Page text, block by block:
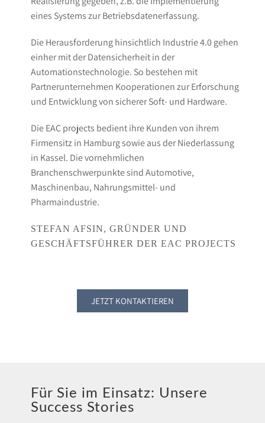
eines Systems zur Betriebsdatenerfassung.
Die Herausforderung hinsichtlich Industrie 4.0 gehen
einher mit der Datensicherheit in der
Automationstechnologie. So bestehen mit
Partnerunternehmen Kooperationen zur Erforschung
und Entwicklung von sicherer Soft- und Hardware.
Die EAC projects bedient ihre Kunden von ihrem
Firmensitz in Hamburg sowie aus der Niederlassung
in Kassel. Die vornehmlichen
Branchenschwerpunkte sind Automotive,
Maschinenbau, Nahrungsmittel- und
Pharmaindustrie.
STEFAN AFSIN, GRÜNDER UND
GESCHÄFTSFÜHRER DER EAC PROJECTS
JETZT KONTAKTIEREN
Für Sie im Einsatz: Unsere
Success Stories​